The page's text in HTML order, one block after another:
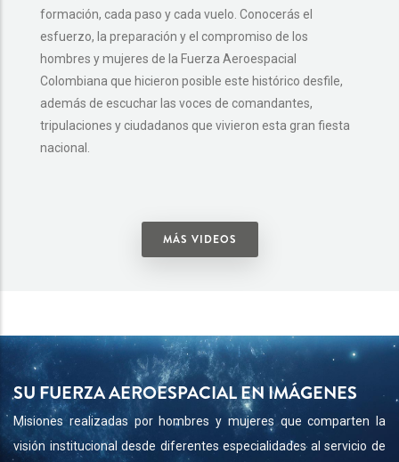
formación, cada paso y cada vuelo. Conocerás el
esfuerzo, la preparación y el compromiso de los
hombres y mujeres de la Fuerza Aeroespacial
Colombiana que hicieron posible este histórico desfile,
además de escuchar las voces de comandantes,
tripulaciones y ciudadanos que vivieron esta gran fiesta
nacional.
MÁS VIDEOS
SU FUERZA AEROESPACIAL EN IMÁGENES
Misiones realizadas por hombres y mujeres que comparten la
visión institucional desde diferentes especialidades al servicio de